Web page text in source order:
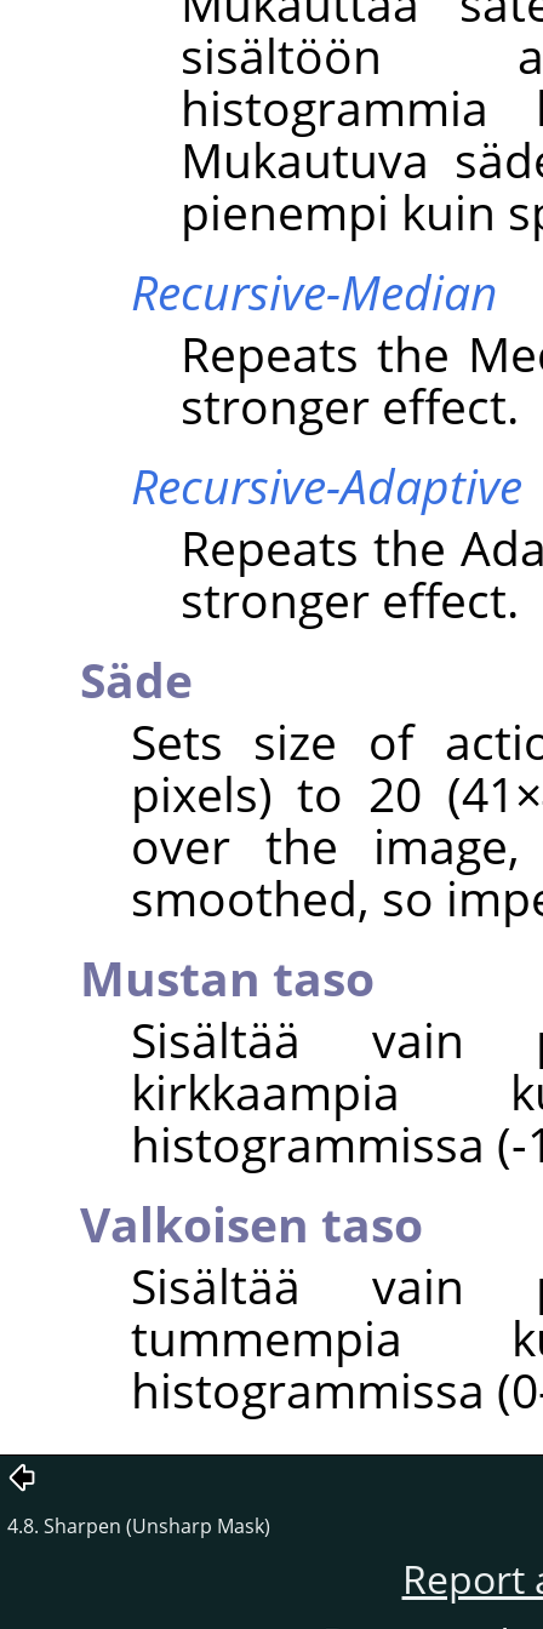
sisältöön
histogrammia
Mukautuva
pienempi kuin
Recursive-Median
Repeats the
stronger effect.
Recursive-Adaptive
Repeats the
stronger effect.
Säde
Sets size of
pixels) to 20
over the
smoothed, so
Mustan taso
Sisältää vain
kirkkaampia
histogrammissa (-
Valkoisen taso
Sisältää vain
tummempia
histogrammissa
4.8. Sharpen (Unsharp Mask)
Report